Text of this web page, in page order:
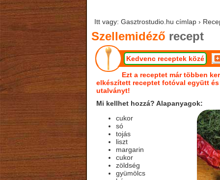
Itt vagy: Gasztrostudio.hu címlap ›
Szellemidéző recept
Kedvenc receptek közé
Ezt a receptet már többen
elkészített receptet fotóval együtt
utalványt!
Mi kellhet hozzá? Alapanyagok:
cukor
só
tojás
liszt
margarin
cukor
zöldség
gyümölcs